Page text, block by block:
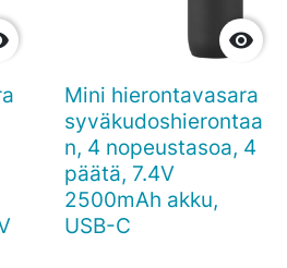

Mini hierontavasara
syväkudoshierontaa
n, 4 nopeustasoa, 4
päätä, 7.4V
2500mAh akku,
USB-C